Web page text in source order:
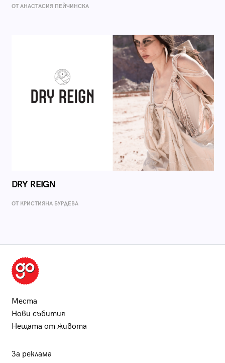
ОТ AНАСТАСИЯ ПЕЙЧИНСКА
DRY REIGN
ОТ КРИСТИЯНА БУРДЕВА
Места
Нови събития
Нещата от живота
За реклама